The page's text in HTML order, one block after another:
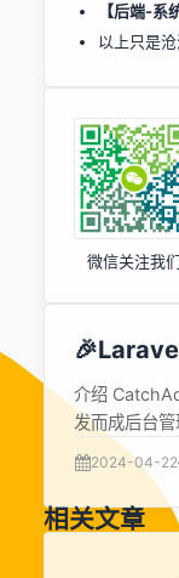
【后端-系
以上只是
微信关注我们
介绍
发而成后台
管理系统，
于Livewire
CatchAdmin
仅仅作为Api
度。每个模
2024-04-22
相关文章